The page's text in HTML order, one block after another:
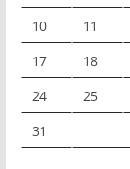
10 11
17 18
24 25
31